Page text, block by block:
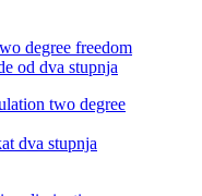
od dva stupnja
dva stupnja